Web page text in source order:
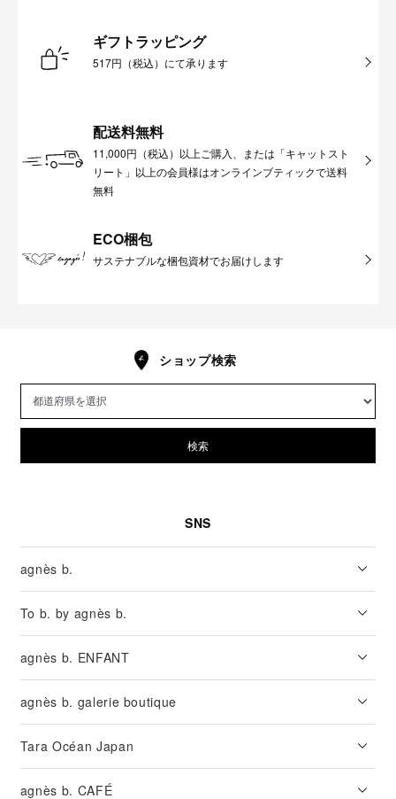
ギフトラッピング
517円（税込）にて承ります
配送料無料
11,000円（税込）以上ご購入、または「キャットスト
リート」以上の会員様はオンラインブティックで送料
無料
ECO梱包
サステナブルな梱包資材でお届けします
ショップ検索
検索
SNS
agnès b.
To b. by agnès b.
agnès b. ENFANT
agnès b. galerie boutique
Tara Océan Japan
agnès b. CAFÉ